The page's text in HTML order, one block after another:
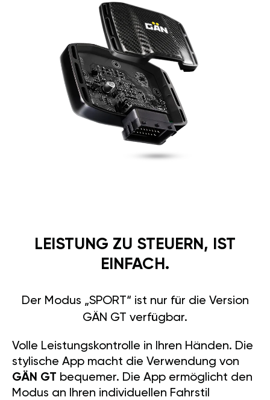
LEISTUNG ZU STEUERN, IST
EINFACH.
Der Modus „SPORT“ ist nur für die Version
GÄN GT verfügbar.
Volle Leistungskontrolle in Ihren Händen. Die
stylische App macht die Verwendung von
GÄN GT bequemer. Die App ermöglicht den
Modus an Ihren individuellen Fahrstil